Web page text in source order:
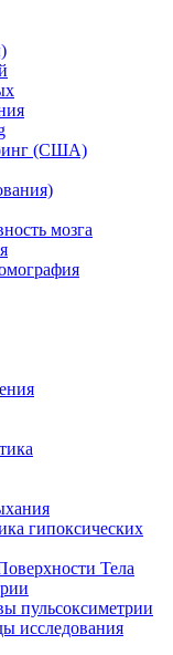
(США)
мозга
гипоксических
Тела
пульсоксиметрии
исследования